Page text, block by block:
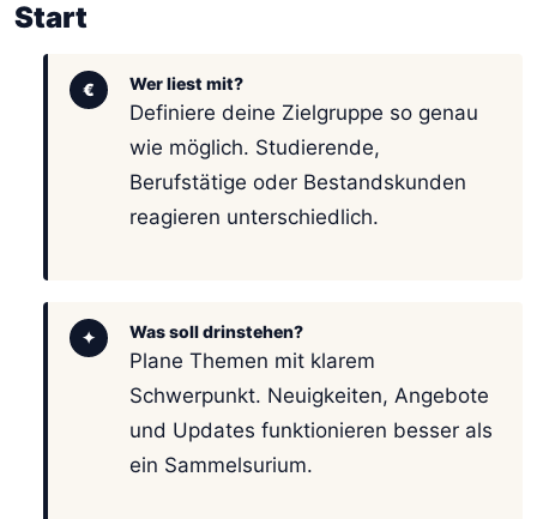
Start
€ Wer liest mit?
Definiere deine Zielgruppe so genau
wie möglich. Studierende,
Berufstätige oder Bestandskunden
reagieren unterschiedlich.
✦ Was soll drinstehen?
Plane Themen mit klarem
Schwerpunkt. Neuigkeiten, Angebote
und Updates funktionieren besser als
ein Sammelsurium.